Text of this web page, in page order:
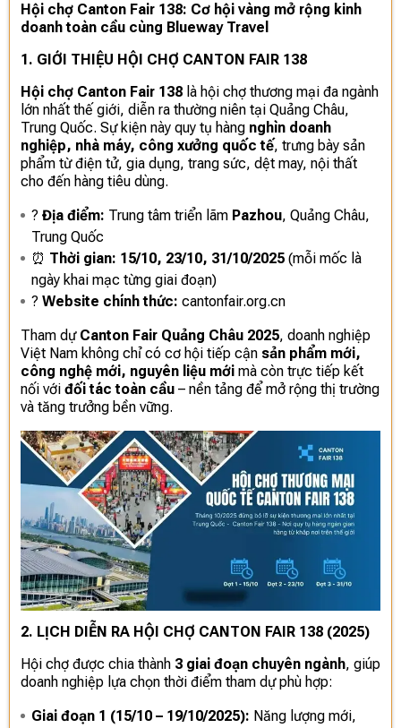
Hội chợ Canton Fair 138: Cơ hội vàng mở rộng kinh
doanh toàn cầu cùng Blueway Travel
1. GIỚI THIỆU HỘI CHỢ CANTON FAIR 138
Hội chợ Canton Fair 138 là hội chợ thương mại đa ngành
lớn nhất thế giới, diễn ra thường niên tại Quảng Châu,
Trung Quốc. Sự kiện này quy tụ hàng nghìn doanh
nghiệp, nhà máy, công xưởng quốc tế, trưng bày sản
phẩm từ điện tử, gia dụng, trang sức, dệt may, nội thất
cho đến hàng tiêu dùng.
? Địa điểm: Trung tâm triển lãm Pazhou, Quảng Châu,
Trung Quốc
⏰ Thời gian: 15/10, 23/10, 31/10/2025 (mỗi mốc là
ngày khai mạc từng giai đoạn)
? Website chính thức: cantonfair.org.cn
Tham dự Canton Fair Quảng Châu 2025, doanh nghiệp
Việt Nam không chỉ có cơ hội tiếp cận sản phẩm mới,
công nghệ mới, nguyên liệu mới mà còn trực tiếp kết
nối với đối tác toàn cầu – nền tảng để mở rộng thị trường
và tăng trưởng bền vững.
2. LỊCH DIỄN RA HỘI CHỢ CANTON FAIR 138 (2025)
Hội chợ được chia thành 3 giai đoạn chuyên ngành, giúp
doanh nghiệp lựa chọn thời điểm tham dự phù hợp:
Giai đoạn 1 (15/10 – 19/10/2025): Năng lượng mới,